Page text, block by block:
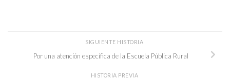
SIGUIENTE HISTORIA
Por una atención específica de la Escuela Pública Rural
HISTORIA PREVIA